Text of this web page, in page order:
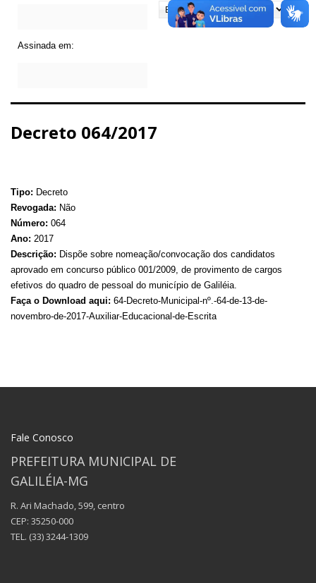
Assinada em:
Decreto 064/2017
Tipo: Decreto
Revogada: Não
Número: 064
Ano: 2017
Descrição: Dispõe sobre nomeação/convocação dos candidatos
aprovado em concurso público 001/2009, de provimento de cargos
efetivos do quadro de pessoal do município de Galiléia.
Faça o Download aqui: 64-Decreto-Municipal-nº.-64-de-13-de-
novembro-de-2017-Auxiliar-Educacional-de-Escrita
Fale Conosco
PREFEITURA MUNICIPAL DE
GALILÉIA-MG
R. Ari Machado, 599, centro
CEP: 35250-000
TEL. (33) 3244-1309